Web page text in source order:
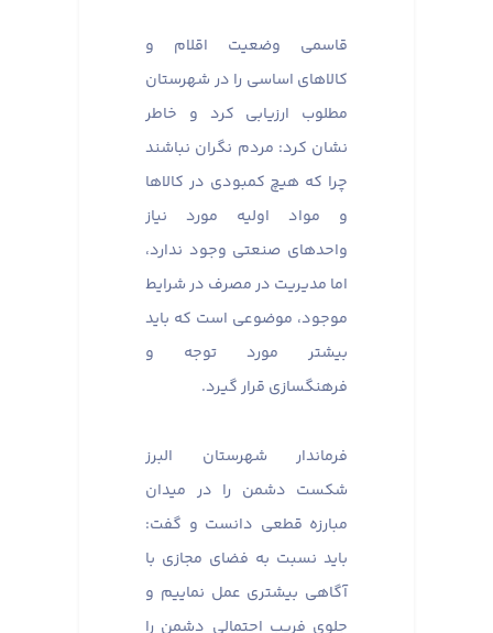
قاسمی وضعیت اقلام و
کالاهای اساسی را در شهرستان
مطلوب ارزیابی کرد و خاطر
نشان کرد: مردم نگران نباشند
چرا که هیچ کمبودی در کالاها
و مواد اولیه مورد نیاز
واحدهای صنعتی وجود ندارد،
اما مدیریت در مصرف در شرایط
موجود، موضوعی است که باید
بیشتر مورد توجه و
فرهنگسازی قرار گیرد.
فرماندار شهرستان البرز
شکست دشمن را در میدان
مبارزه قطعی دانست و گفت:
باید نسبت به فضای مجازی با
آگاهی بیشتری عمل نماییم و
جلوی فریب احتمالی دشمن را